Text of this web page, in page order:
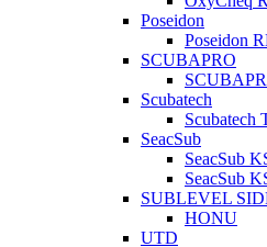
Poseidon
Poseidon
SCUBAPRO
Scubatech
Scubatech
SeacSub
SeacSub
SeacSub
SUBLEVEL
HONU
UTD